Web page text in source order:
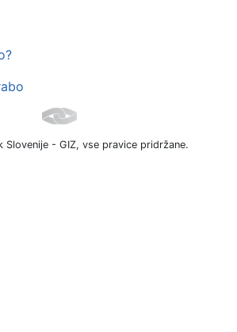
Slovenije - GIZ, vse pravice pridržane.